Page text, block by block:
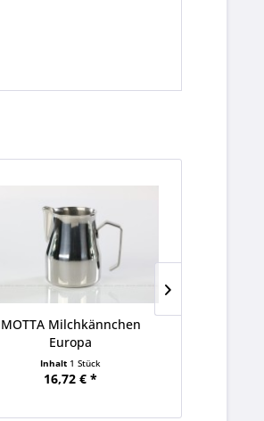
MOTTA Milchkännchen
Europa
Inhalt 1 Stück
16,72 € *